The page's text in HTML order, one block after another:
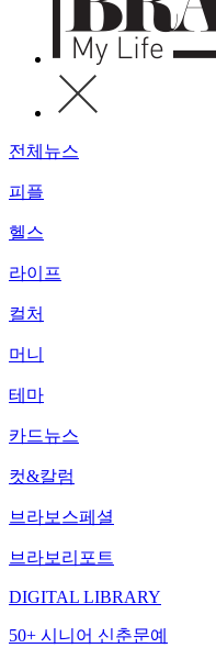
전체뉴스
피플
헬스
라이프
컬처
머니
테마
카드뉴스
컷&칼럼
브라보스페셜
브라보리포트
DIGITAL LIBRARY
50+ 시니어 신춘문예